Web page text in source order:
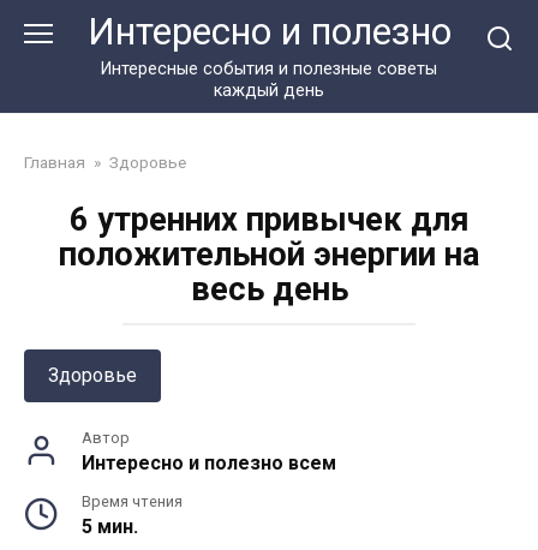
Интересно и полезно
Интересные события и полезные советы
каждый день
Главная » Здоровье
6 утренних привычек для
положительной энергии на
весь день
Здоровье
Автор
Интересно и полезно всем
Время чтения
5 мин.